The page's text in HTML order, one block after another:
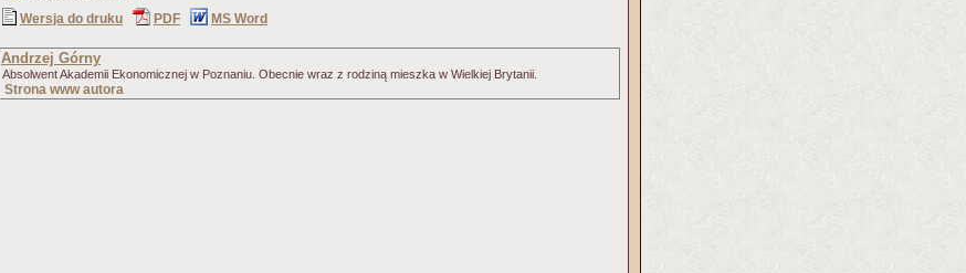
Wersja do druku
PDF MS Word
Andrzej Górny
Absolwent Akademii Ekonomicznej w Poznaniu. Obecnie wraz z rodziną mieszka w Wielkiej Brytanii.
Strona www autora